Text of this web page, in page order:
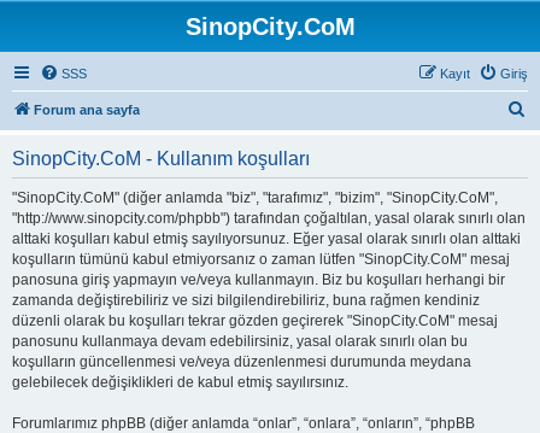
SinopCity.CoM
SSS Giriş
Kayıt
Forum ana sayfa
SinopCity.CoM - Kullanım koşulları
"SinopCity.CoM" (diğer anlamda "biz", "tarafımız", "bizim", "SinopCity.CoM",
"http://www.sinopcity.com/phpbb") tarafından çoğaltılan, yasal olarak sınırlı olan
alttaki koşulları kabul etmiş sayılıyorsunuz. Eğer yasal olarak sınırlı olan alttaki
koşulların tümünü kabul etmiyorsanız o zaman lütfen "SinopCity.CoM" mesaj
panosuna giriş yapmayın ve/veya kullanmayın. Biz bu koşulları herhangi bir
zamanda değiştirebiliriz ve sizi bilgilendirebiliriz, buna rağmen kendiniz
düzenli olarak bu koşulları tekrar gözden geçirerek "SinopCity.CoM" mesaj
panosunu kullanmaya devam edebilirsiniz, yasal olarak sınırlı olan bu
koşulların güncellenmesi ve/veya düzenlenmesi durumunda meydana
gelebilecek değişiklikleri de kabul etmiş sayılırsınız.
Forumlarımız phpBB (diğer anlamda “onlar”, “onlara”, “onların”, “phpBB